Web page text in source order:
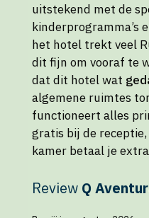
uitstekend met de
kinderprogramma’s
het hotel trekt veel
dit fijn om vooraf te
dat dit hotel wat
algemene ruimtes
functioneert alles
gratis bij de
kamer betaal je
Review Q